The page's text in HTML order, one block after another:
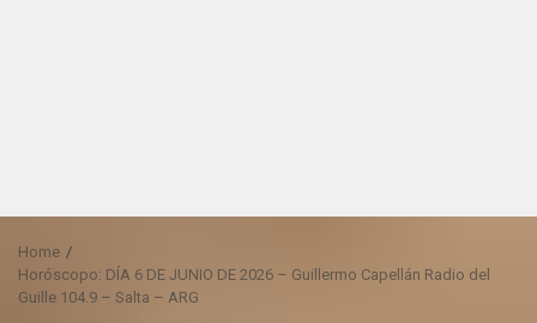
Home
Horóscopo: DÍA 6 DE JUNIO DE 2026 – Guillermo Capellán Radio del
Guille 104.9 – Salta – ARG